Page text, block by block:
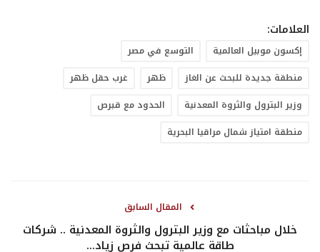
العلامات:
إكسون موبيل العالمية
التوسع في مصر
منطقة جديدة للبحث عن الغاز
ظهر
غرب حقل ظهر
وزير البترول والثروة المعدنية
الحدود مع قبرص
منطقة امتياز شمال مراقيا البحرية
المقال السابق
خلال مباحثات مع وزير البترول والثروة المعدنية .. شركات
طاقة عالمية تبحث فرص زياد...